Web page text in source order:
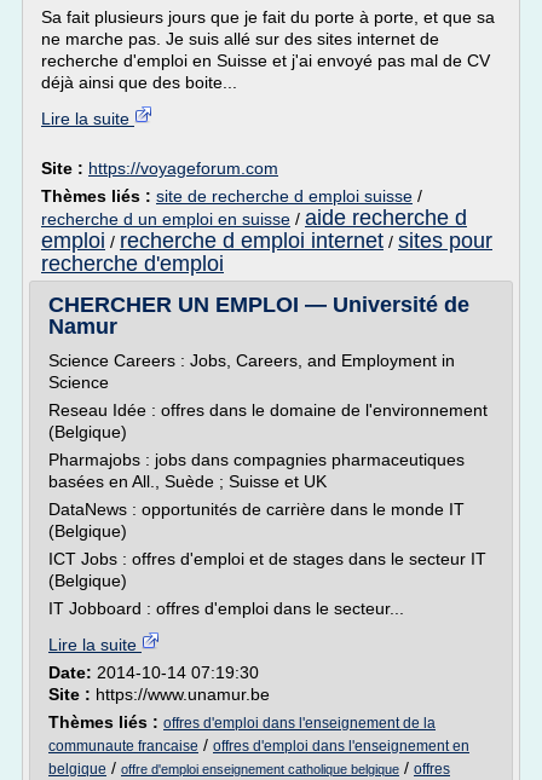
Sa fait plusieurs jours que je fait du porte à porte, et que sa
ne marche pas. Je suis allé sur des sites internet de
recherche d'emploi en Suisse et j'ai envoyé pas mal de CV
déjà ainsi que des boite...
Lire la suite
Site : https://voyageforum.com
Thèmes liés : site de recherche d emploi suisse /
recherche d un emploi en suisse / aide recherche d
emploi / recherche d emploi internet / sites pour
recherche d'emploi
CHERCHER UN EMPLOI — Université de
Namur
Science Careers : Jobs, Careers, and Employment in
Science
Reseau Idée : offres dans le domaine de l'environnement
(Belgique)
Pharmajobs : jobs dans compagnies pharmaceutiques
basées en All., Suède ; Suisse et UK
DataNews : opportunités de carrière dans le monde IT
(Belgique)
ICT Jobs : offres d'emploi et de stages dans le secteur IT
(Belgique)
IT Jobboard : offres d'emploi dans le secteur...
Lire la suite
Date: 2014-10-14 07:19:30
Site : https://www.unamur.be
Thèmes liés : offres d'emploi dans l'enseignement de la
communaute francaise / offres d'emploi dans l'enseignement en
belgique / offre d'emploi enseignement catholique belgique / offres